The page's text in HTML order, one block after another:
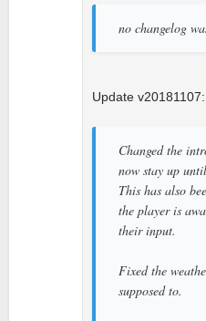
no changelog
Update v20181107:
Changed the
now stay up
This has also
the player is
their input.
Fixed the
supposed to.